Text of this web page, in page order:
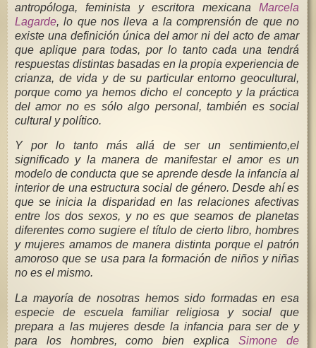
antropóloga, feminista y escritora mexicana Marcela
Lagarde, lo que nos lleva a la comprensión de que no
existe una definición única del amor ni del acto de amar
que aplique para todas, por lo tanto cada una tendrá
respuestas distintas basadas en la propia experiencia de
crianza, de vida y de su particular entorno geocultural,
porque como ya hemos dicho el concepto y la práctica
del amor no es sólo algo personal, también es social
cultural y político.
Y por lo tanto más allá de ser un sentimiento,el
significado y la manera de manifestar el amor es un
modelo de conducta que se aprende desde la infancia al
interior de una estructura social de género. Desde ahí es
que se inicia la disparidad en las relaciones afectivas
entre los dos sexos, y no es que seamos de planetas
diferentes como sugiere el título de cierto libro, hombres
y mujeres amamos de manera distinta porque el patrón
amoroso que se usa para la formación de niños y niñas
no es el mismo.
La mayoría de nosotras hemos sido formadas en esa
especie de escuela familiar religiosa y social que
prepara a las mujeres desde la infancia para ser de y
para los hombres, como bien explica Simone de